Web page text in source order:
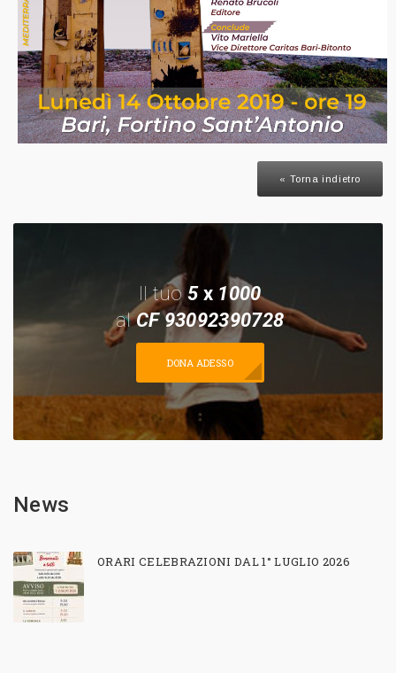
« Torna indietro
Il tuo5x 1000
alCF 93092390728
DONA ADESSO
News
ORARI CELEBRAZIONI DAL 1° LUGLIO 2026